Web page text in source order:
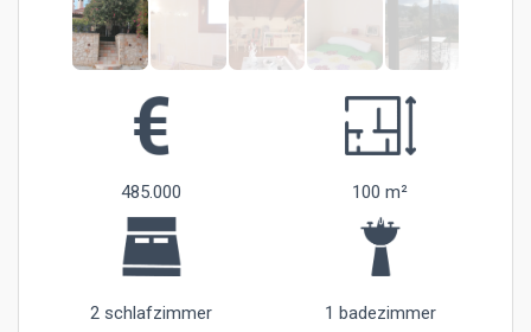
485.000 100 m²
2 schlafzimmer 1 badezimmer